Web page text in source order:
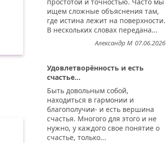
ищем сложные объяснения там,
где истина лежит на поверхности.
В нескольких словах передана...
07.06.2026
Александр М
Удовлетворённость и есть
счастье...
Быть довольным собой,
находиться в гармонии и
благополучии- и есть вершина
счастья. Многого для этого и не
нужно, у каждого свое понятие о
счастье, только...